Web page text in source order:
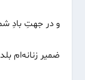
و در جهتِ بادِ
ضمیر زنانه‌ام